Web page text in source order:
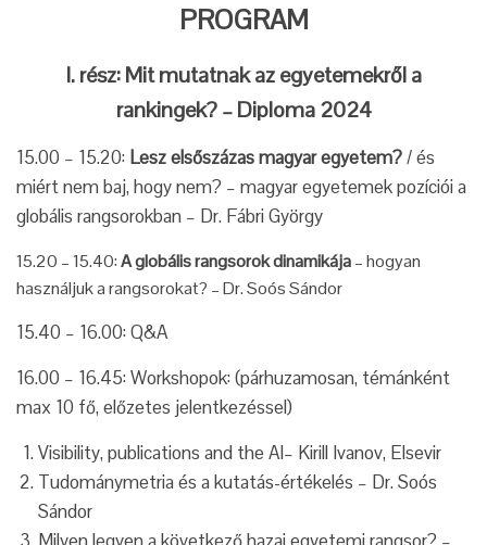
PROGRAM
I. rész: Mit mutatnak az egyetemekről a
rankingek? – Diploma 2024
15.00 – 15.20: Lesz elsőszázas magyar egyetem?/ és
miért nem baj, hogy nem? – magyar egyetemek pozíciói a
globális rangsorokban – Dr. Fábri György
15.20 – 15.40:A globális rangsorok dinamikája– hogyan
használjuk a rangsorokat? – Dr. Soós Sándor
15.40 – 16.00: Q&A
16.00 – 16.45: Workshopok: (párhuzamosan, témánként
max 10 fő, előzetes jelentkezéssel)
Visibility, publications and the AI– Kirill Ivanov, Elsevir
Tudománymetria és a kutatás-értékelés – Dr. Soós
Sándor